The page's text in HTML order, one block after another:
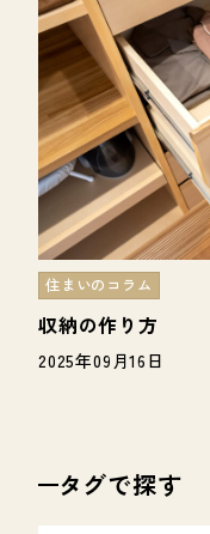
収納の作り方
住まいのコラム
2025年09月16日
タグで探す